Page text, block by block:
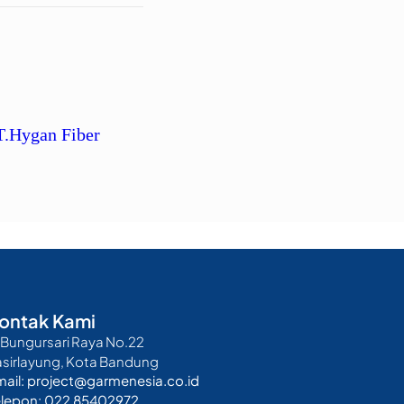
Fiber
Kami
Bungursari Raya No.22
Kota Bandung
project@garmenesia.co.id
022 85402972